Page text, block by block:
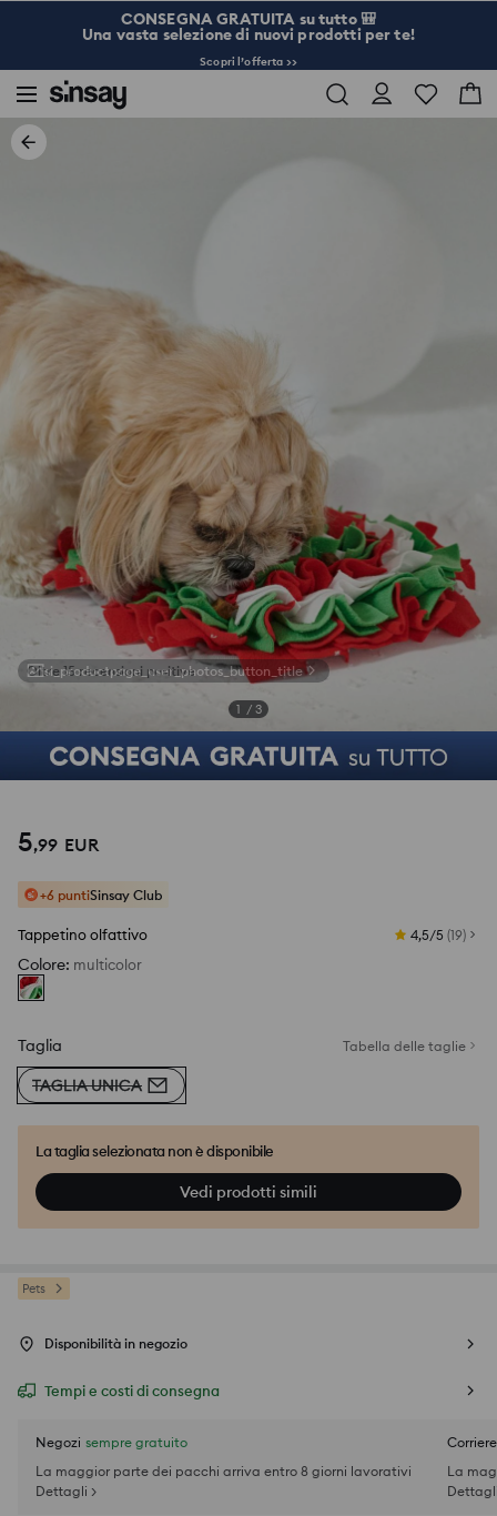
CONSEGNA GRATUITA su tutto 🎒
Una vasta selezione di nuovi prodotti per te!
Scopri l’offerta >>
si_productpage_user_photos_button_title
1 / 3
5,99 EUR
+6 puntiSinsay Club
Tappetino olfattivo 4,5/5 (19)
Colore: multicolor
Taglia Tabella delle taglie
TAGLIA UNICA
La taglia selezionata non è disponibile
Vedi prodotti simili
Pets
Disponibilità in negozio
Tempi e costi di consegna
Negozi sempre gratuito
La maggior parte dei pacchi arriva entro 8 giorni lavorativi
Dettagli >
La